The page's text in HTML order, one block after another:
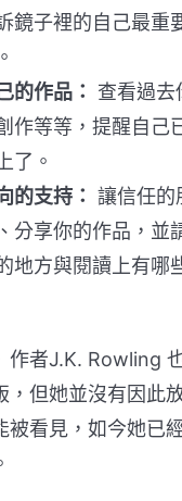
鏡子裡的自己最重
的作品：
查看過去
作等等，提醒自己
了。
的支持： 讓信任的
分享你的作品，並
地方與閱讀上有哪
作者J.K. Rowling
，但她並沒有因此
被看見，如今她已